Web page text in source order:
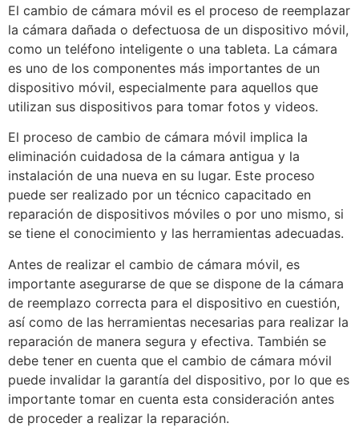
El cambio de cámara móvil es el proceso de reemplazar
la cámara dañada o defectuosa de un dispositivo móvil,
como un teléfono inteligente o una tableta. La cámara
es uno de los componentes más importantes de un
dispositivo móvil, especialmente para aquellos que
utilizan sus dispositivos para tomar fotos y videos.
El proceso de cambio de cámara móvil implica la
eliminación cuidadosa de la cámara antigua y la
instalación de una nueva en su lugar. Este proceso
puede ser realizado por un técnico capacitado en
reparación de dispositivos móviles o por uno mismo, si
se tiene el conocimiento y las herramientas adecuadas.
Antes de realizar el cambio de cámara móvil, es
importante asegurarse de que se dispone de la cámara
de reemplazo correcta para el dispositivo en cuestión,
así como de las herramientas necesarias para realizar la
reparación de manera segura y efectiva. También se
debe tener en cuenta que el cambio de cámara móvil
puede invalidar la garantía del dispositivo, por lo que es
importante tomar en cuenta esta consideración antes
de proceder a realizar la reparación.